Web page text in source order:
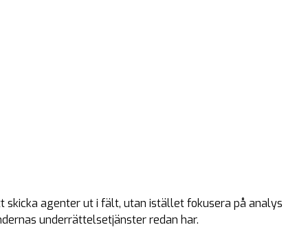
agenter ut i fält, utan istället fokusera på analys
underrättelsetjänster redan har.